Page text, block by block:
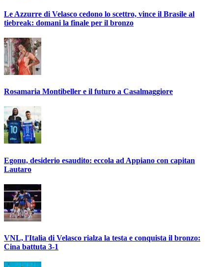
Le Azzurre di Velasco cedono lo scettro, vince il Brasile al
tiebreak: domani la finale per il bronzo
Rosamaria Montibeller e il futuro a Casalmaggiore
Egonu, desiderio esaudito: eccola ad Appiano con capitan
Lautaro
VNL, l'Italia di Velasco rialza la testa e conquista il bronzo:
Cina battuta 3-1